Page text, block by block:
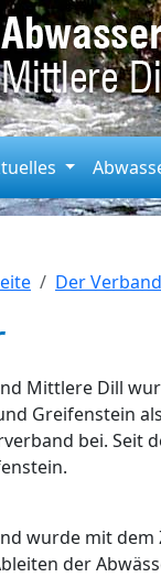
Der Verband
Mittlere Dill
Greifenstein
bei. Seit
wurde mit
der